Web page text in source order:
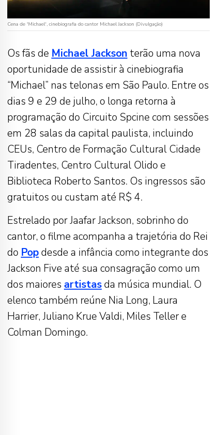
Cena de 'Michael', cinebiografia do cantor Michael Jackson (Divulgação)
Os fãs de Michael Jackson terão uma nova
oportunidade de assistir à cinebiografia
“Michael” nas telonas em São Paulo. Entre os
dias 9 e 29 de julho, o longa retorna à
programação do Circuito Spcine com sessões
em 28 salas da capital paulista, incluindo
CEUs, Centro de Formação Cultural Cidade
Tiradentes, Centro Cultural Olido e
Biblioteca Roberto Santos. Os ingressos são
gratuitos ou custam até R$ 4.
Estrelado por Jaafar Jackson, sobrinho do
cantor, o filme acompanha a trajetória do Rei
do Popdesde a infância como integrante dos
Jackson Five até sua consagração como um
dos maiores artistasda música mundial. O
elenco também reúne Nia Long, Laura
Harrier, Juliano Krue Valdi, Miles Teller e
Colman Domingo.